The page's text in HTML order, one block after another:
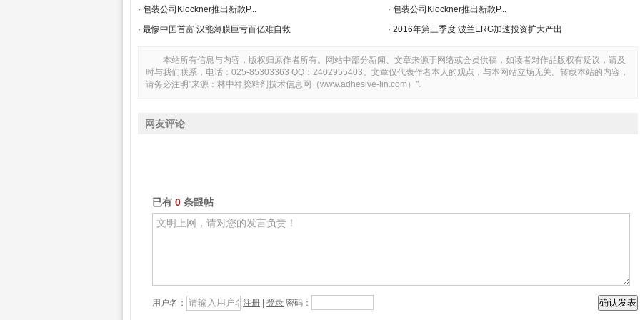
· 包装公司Klöckner推出新款P...
· 包装公司Klöckner推出新款P...
· 最惨中国首富 汉能薄膜巨亏百亿难自救
· 2016年第三季度 波兰ERG加速投资扩大产出
本站所有信息与内容，版权归原作者所有。网站中部分新闻、文章来源于网络或会员供稿，如读者对作品版权有疑议，请及
时与我们联系，电话：025-85303363 QQ：2402955403。文章仅代表作者本人的观点，与本网站立场无关。转载本站的内容，
请务必注明"来源：林中祥胶粘剂技术信息网（www.adhesive-lin.com）".
网友评论
已有 0 条跟帖
用户名： 注册 登录 密码：